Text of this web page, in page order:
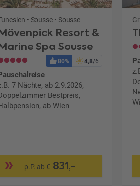
• Sousse • Sousse
Resort &
Spa Sousse
80% 4,8/6
Pauschalreise
7 Nächte, ab 2.9.2026,
Bestpreis,
ab Wien
p.P. ab € 831,-